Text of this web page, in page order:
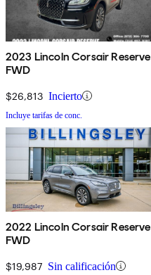
2023 Lincoln Corsair Reserve
FWD
$26,813 Incierto
Incluye tarifas de conc.
2022 Lincoln Corsair Reserve
FWD
$19,987 Sin calificación